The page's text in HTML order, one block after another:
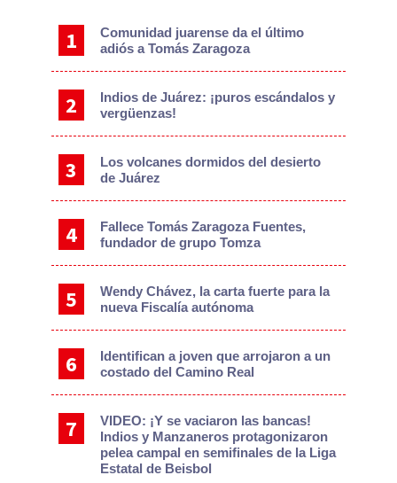
Comunidad juarense da el último
adiós a Tomás Zaragoza
Indios de Juárez: ¡puros escándalos y
vergüenzas!
Los volcanes dormidos del desierto
de Juárez
Fallece Tomás Zaragoza Fuentes,
fundador de grupo Tomza
Wendy Chávez, la carta fuerte para la
nueva Fiscalía autónoma
Identifican a joven que arrojaron a un
costado del Camino Real
VIDEO: ¡Y se vaciaron las bancas!
Indios y Manzaneros protagonizaron
pelea campal en semifinales de la Liga
Estatal de Beisbol